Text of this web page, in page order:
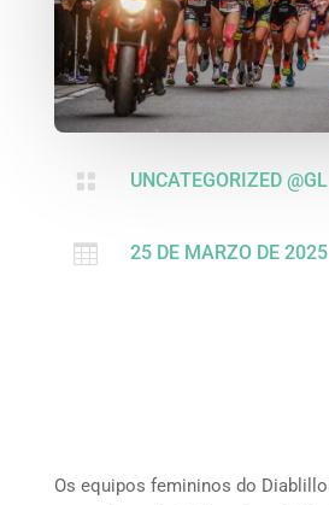
 UNCATEGORIZED @GL
 25 DE MARZO DE 2025
Os equipos femininos do